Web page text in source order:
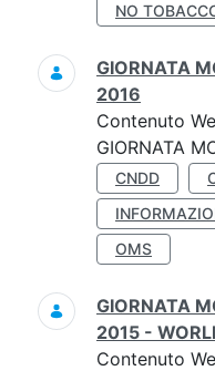
NO
GIORNATA
2016
Contenuto
GIORNATA
CNDD
OMS
GIORNATA
2015 -
Contenuto